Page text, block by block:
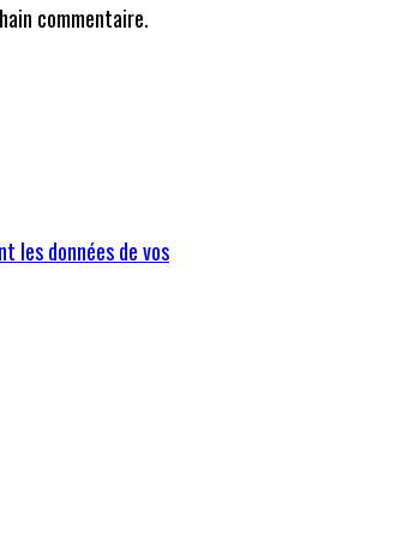
commentaire.
les données de vos